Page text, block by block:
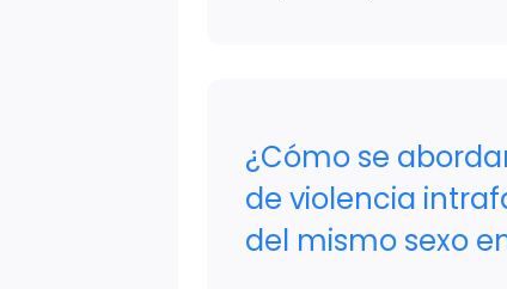
¿Cómo se
de violencia
del mismo sexo